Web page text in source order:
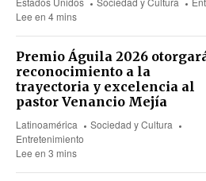
Lee en 4 mins
Premio Águila 2026
reconocimiento a la
trayectoria y excelencia al
pastor Venancio Mejía
Latinoamérica
Sociedad y Cultura
Entretenimiento
Lee en 3 mins